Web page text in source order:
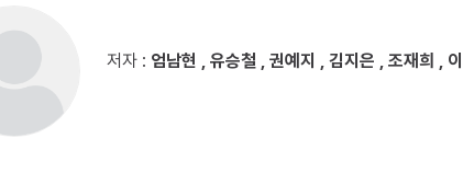
저자 : 엄남현 , 유승철 , 권예지 , 김지은 , 조재희 ,